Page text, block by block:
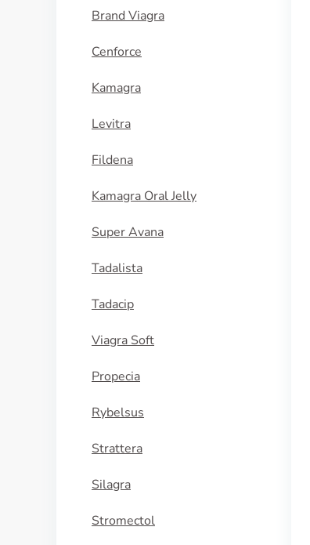
Brand Viagra
Cenforce
Kamagra
Levitra
Fildena
Kamagra Oral Jelly
Super Avana
Tadalista
Tadacip
Viagra Soft
Propecia
Rybelsus
Strattera
Silagra
Stromectol